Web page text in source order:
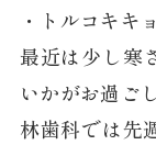
・トルコキキ
最近は少し寒
いかがお過ご
林歯科では先